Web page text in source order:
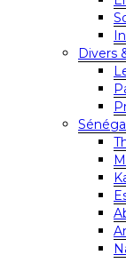
Divers